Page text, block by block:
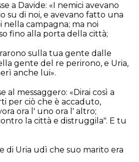
a Davide: «I nemici avevano
su di noi, e avevano fatto una
campagna; ma noi
fino alla porta della città;
sulla tua gente dalle
gente del re perirono, e Uria,
anche lui».
al messaggero: «Dirai così a
per ciò che è accaduto,
ora l' uno ora l' altro;
la città e distruggila". E tu
di Uria udì che suo marito era